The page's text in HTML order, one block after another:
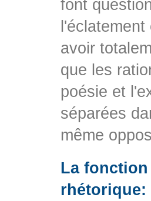
font
avoir
que les
poésie et
séparées
même
La
rhétorique: